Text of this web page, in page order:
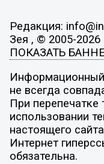
Редакция:
Зея , © 2005-2026
ПОКАЗАТЬ
Информационный
не всегда
При перепечатке
использовании
настоящего
Интернет
обязательна.